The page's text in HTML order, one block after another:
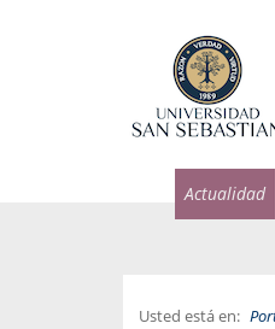
Actualidad
Usted está en: